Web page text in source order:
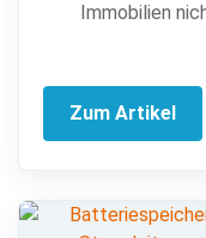
Immobilien
Zum Artikel